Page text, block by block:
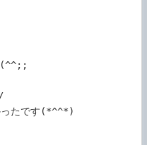
(^^;;
ったです(*^^*)